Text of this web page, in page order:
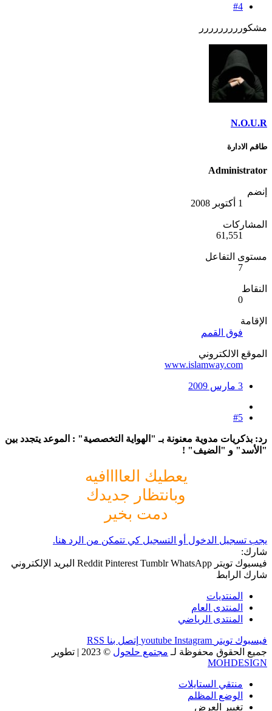
#4
مشكوررررررررر
N.O.U.R
طاقم الادارة
Administrator
إنضم
1 أكتوبر 2008
المشاركات
61,551
مستوى التفاعل
7
النقاط
0
الإقامة
فوق القمم
الموقع الالكتروني
www.islamway.com
3 مارس 2009
#5
رد: بذكريات مدوية معنونة بـ "الهواية التخصصية" : الموعد يتجدد بين
"الأسد" و "الضيف" !
يعطيك العاااافيه
وبانتظار جديدك
دمت بخير
يجب تسجيل الدخول أو التسجيل كي تتمكن من الرد هنا.
شارك:
فيسبوك تويتر Reddit Pinterest Tumblr WhatsApp
البريد الإلكتروني
شارك الرابط
المنتديات
المنتدى العام
المنتدى الرياضي
فيسبوك تويتر youtube Instagram إتصل بنا RSS
جميع الحقوق محفوظة لـ مجتمع حلحول © 2023
| تطوير
MOHDESIGN
منتقي الستايلات
الوضع المظلم
تغيير العرض